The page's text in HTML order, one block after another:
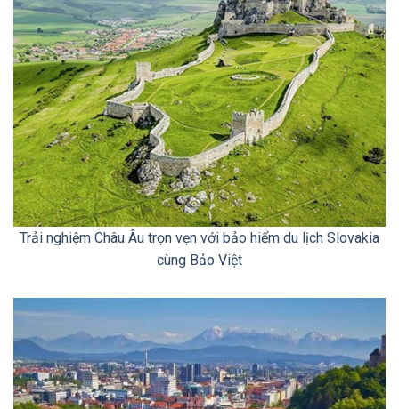
Trải nghiệm Châu Âu trọn vẹn với bảo hiểm du lịch Slovakia
cùng Bảo Việt